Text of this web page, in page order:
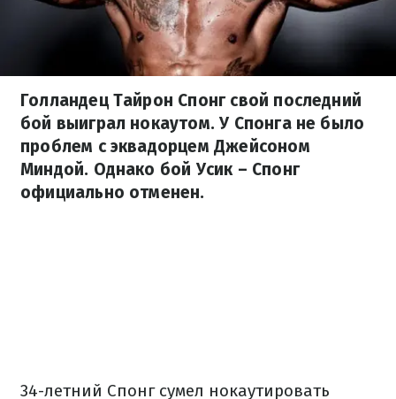
Голландец Тайрон Спонг свой последний
бой выиграл нокаутом. У Спонга не было
проблем с эквадорцем Джейсоном
Миндой. Однако бой Усик – Спонг
официально отменен.
34-летний Спонг сумел нокаутировать